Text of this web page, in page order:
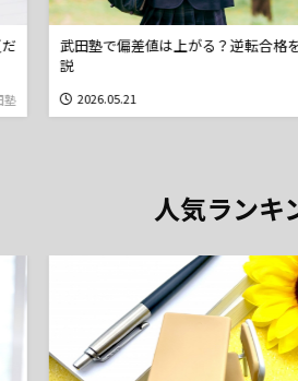
塾
武田塾で偏差値は上がる？逆転合格
説
2026.05.21
人気ランキ